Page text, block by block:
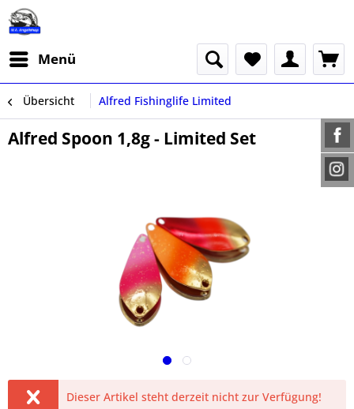
Menü
Übersicht Alfred Fishinglife Limited
Alfred Spoon 1,8g - Limited Set
Dieser Artikel steht derzeit nicht zur Verfügung!